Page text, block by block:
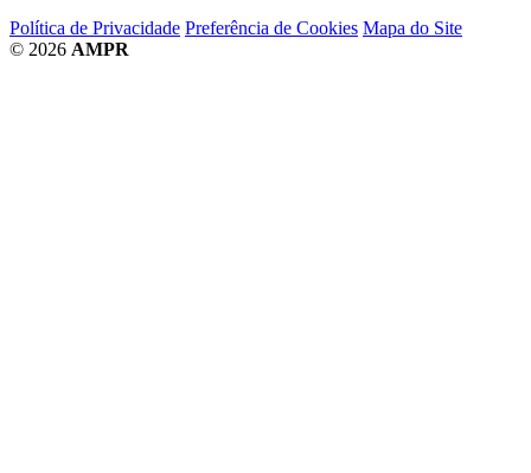
Política de Privacidade Preferência de Cookies Mapa do Site
© 2026 AMPR